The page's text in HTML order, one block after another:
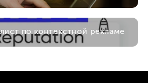
по контекстной рекламе